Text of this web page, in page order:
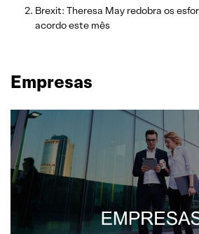
Brexit: Theresa May redobra os
acordo este mês
Empresas